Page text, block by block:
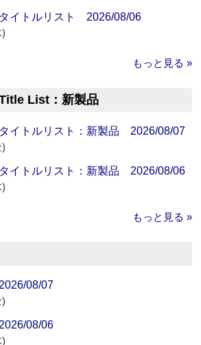
イトルリスト 2026/08/06
もっと見る »
List：新製品
イトルリスト：新製品 2026/08/07
イトルリスト：新製品 2026/08/06
もっと見る »
08/07
08/06